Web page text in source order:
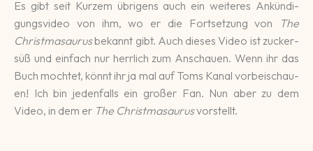
Es gibt seit Kur­zem übri­gens auch ein wei­te­res An­kündi­
gungs­video von ihm, wo er die Fort­setzung von
The
Christmasaurusbe­kannt gibt. Auch dieses Video ist zu­cker­
süß und einfach nur herr­lich zum An­schau­en. Wenn ihr das
Buch moch­tet, könnt ihr ja mal auf Toms Kanal vor­bei­schau­
en! Ich bin jeden­falls ein gro­ßer Fan. Nun aber zu dem
Video, in dem er The Christmasaurusvor­stellt.